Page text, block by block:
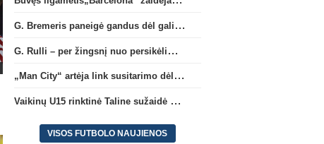
G. Bremeris paneigė gandus dėl galimo išvykimo iš „Juventus“ klubo
G. Rulli – per žingsnį nuo persikėlimo į „Manchester City“ klubą
„Man City“ artėja link susitarimo dėl marokiečio A. Bouaddi persikėlimo
Vaikinų U15 rinktinė Taline sužaidė pirmąsias kontrolines rungtynes
VISOS FUTBOLO NAUJIENOS